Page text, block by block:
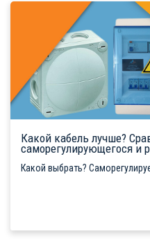
Какой кабель лучше?
саморегулирующегося и
Какой выбрать?